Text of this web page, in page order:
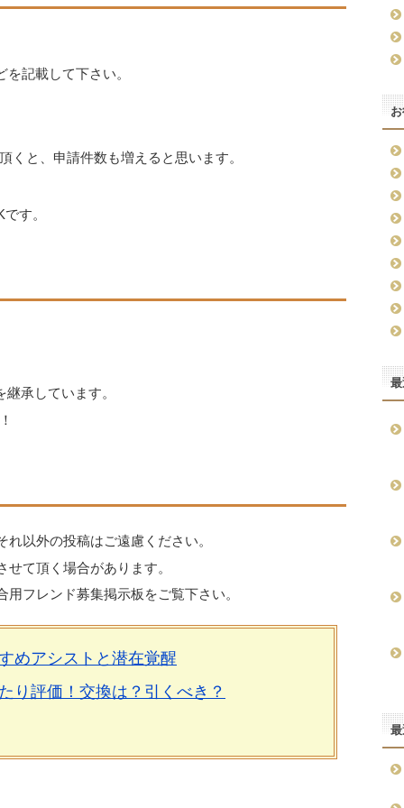
記載して下さい。
くと、申請件数も増えると思います。
す。
承しています。
以外の投稿はご遠慮ください。
て頂く場合があります。
フレンド募集掲示板をご覧下さい。
めアシストと潜在覚醒
り評価！交換は？引くべき？